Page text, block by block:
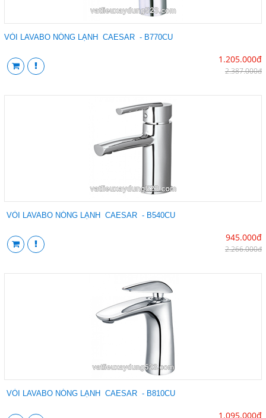
VÒI LAVABO NÓNG LẠNH CAESAR - B770CU
1.205.000đ
2.387.000đ
VÒI LAVABO NÓNG LẠNH CAESAR - B540CU
945.000đ
2.266.000đ
VÒI LAVABO NÓNG LẠNH CAESAR - B810CU
1.095.000đ